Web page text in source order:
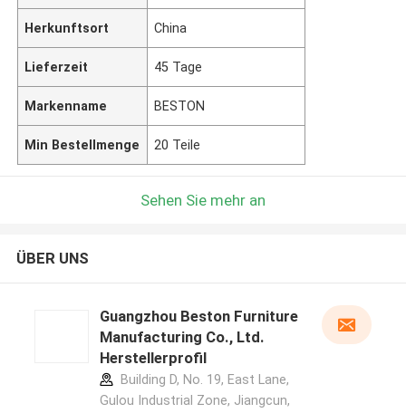
Herkunftsort China
Lieferzeit 45 Tage
Markenname BESTON
Min Bestellmenge 20 Teile
Sehen Sie mehr an
ÜBER UNS
Guangzhou Beston Furniture
Manufacturing Co., Ltd.
Herstellerprofil
Building D, No. 19, East Lane,
Gulou Industrial Zone, Jiangcun,